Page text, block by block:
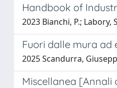
Handbook of
2023 Bianchi, P.; Labory,
Fuori dalle mura ad
2025 Scandurra,
Miscellanea [Annali